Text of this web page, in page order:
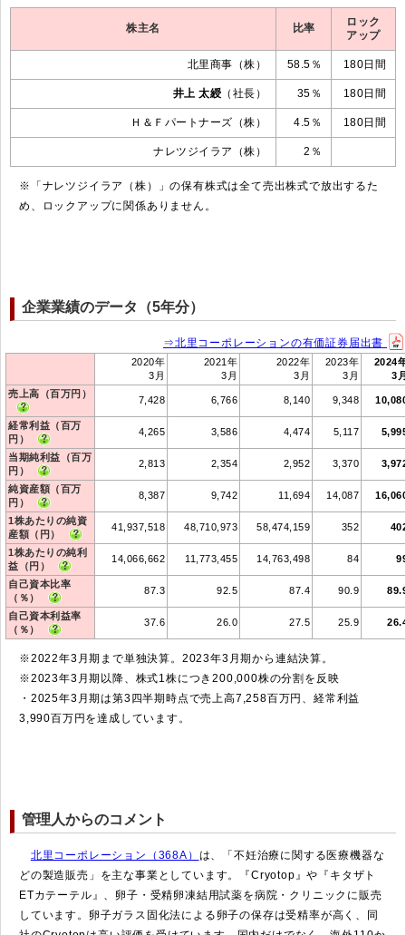
株主名 比率
ロック
アップ
北里商事（株） 58.5％ 180日間
井上 太綬 （社長） 35％ 180日間
Ｈ＆Ｆパートナーズ（株） 4.5％ 180日間
ナレツジイラア（株） 2％
※「ナレツジイラア（株）」の保有株式は全て売出株式で放出するた
め、ロックアップに関係ありません。
企業業績のデータ（5年分）
⇒北里コーポレーションの有価証券届出書
2020年
3月
2021年
3月
2022年
3月
2023年
3月
2024
3
売上高（百万円）
7,428 6,766 8,140 9,348
経常利益（百万
円）
4,265 3,586 4,474 5,117
当期純利益（百万
円）
2,813 2,354 2,952 3,370
純資産額（百万
円）
8,387 9,742 11,694 14,087
1株あたりの純資
産額（円）
41,937,518 48,710,973 58,474,159 352
1株あたりの純利
益（円）
14,066,662 11,773,455 14,763,498 84
自己資本比率
（％）
87.3 92.5 87.4 90.9
自己資本利益率
（％）
37.6 26.0 27.5 25.9
※2022年3月期まで単独決算。2023年3月期から連結決算。
※2023年3月期以降、株式1株につき200,000株の分割を反映
・2025年3月期は第3四半期時点で売上高7,258百万円、経常利益
3,990百万円を達成しています。
管理人からのコメント
北里コーポレーション（368A） は、「不妊治療に関する医療機器な
どの製造販売」を主な事業としています。『Cryotop』や『キタザト
ETカテーテル』、卵子・受精卵凍結用試薬を病院・クリニックに販売
しています。卵子ガラス固化法による卵子の保存は受精率が高く、同